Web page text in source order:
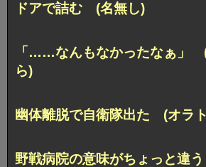
ドアで詰む (名無し)
「……なんもなかったなぁ」
ら)
幽体離脱で自衛隊出た (オラ
野戦病院の意味がちょっと違